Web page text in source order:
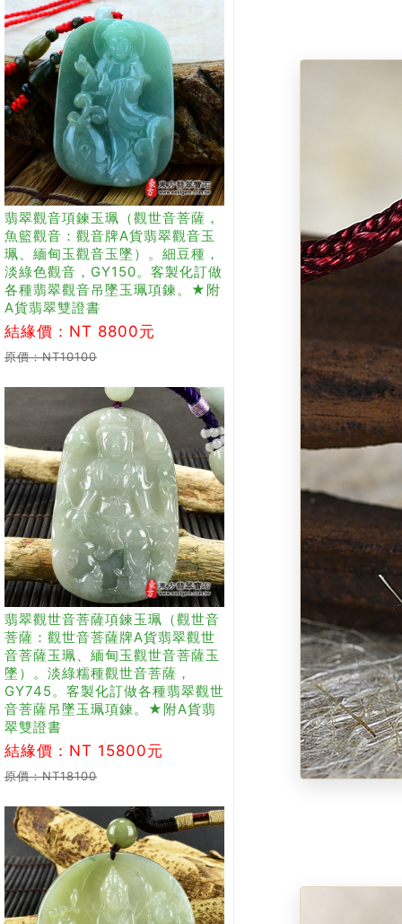
翡翠觀音項鍊玉珮（觀世音菩薩，
魚籃觀音：觀音牌A貨翡翠觀音玉
珮、緬甸玉觀音玉墜）。細豆種，
淡綠色觀音，GY150。客製化訂做
各種翡翠觀音吊墜玉珮項鍊。★附
A貨翡翠雙證書
結緣價：NT 8800元
原價：NT10100
翡翠觀世音菩薩項鍊玉珮（觀世音
菩薩：觀世音菩薩牌A貨翡翠觀世
音菩薩玉珮、緬甸玉觀世音菩薩玉
墜）。淡綠糯種觀世音菩薩，
GY745。客製化訂做各種翡翠觀世
音菩薩吊墜玉珮項鍊。★附A貨翡
翠雙證書
結緣價：NT 15800元
原價：NT18100